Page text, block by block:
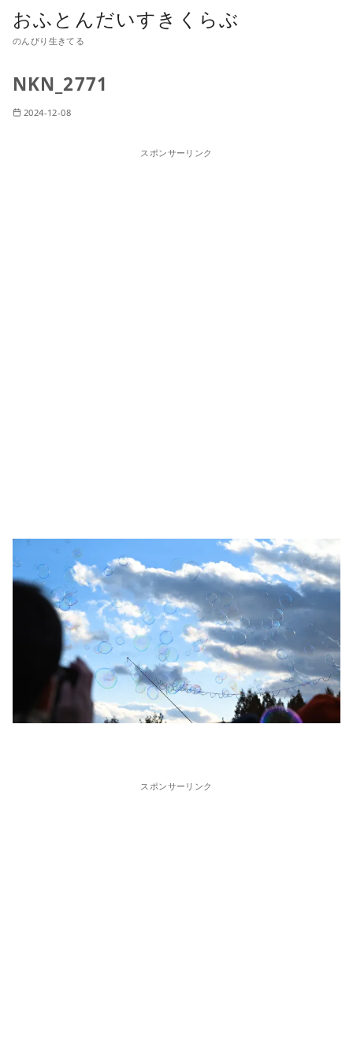
おふとんだいすきくらぶ
のんびり生きてる
NKN_2771
2024-12-08
スポンサーリンク
スポンサーリンク